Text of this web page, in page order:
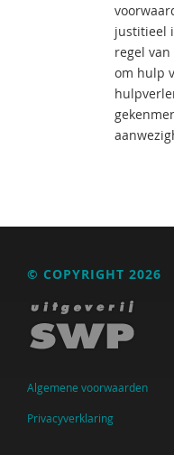
justitieel
regel
om hulp
© COPYRIGHT 2026
Algemene voorwaarden
Privacyverklaring